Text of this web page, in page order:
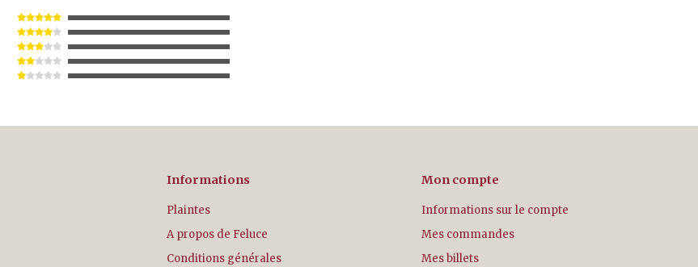
Informations
Plaintes
A propos de Feluce
Conditions générales
Mon compte
Informations sur le compte
Mes commandes
Mes billets